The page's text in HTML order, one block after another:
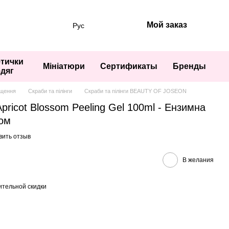
Рус Мой заказ
Мініатюри Сертификаты Бренды
Скраби та пілінги Скраби та пілінги BEAUTY OF JOSEON
Blossom Peeling Gel 100ml - Ензимна
отзыв
В желания
скидки